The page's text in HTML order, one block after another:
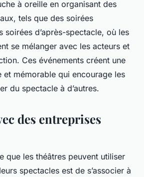
à oreille en organisant des
tels que des soirées
soirées d’après-spectacle, où les
se mélanger avec les acteurs et
Ces événements créent une
et mémorable qui encourage les
du spectacle à d’autres.
des entreprises
que les théâtres peuvent utiliser
spectacles est de s’associer à